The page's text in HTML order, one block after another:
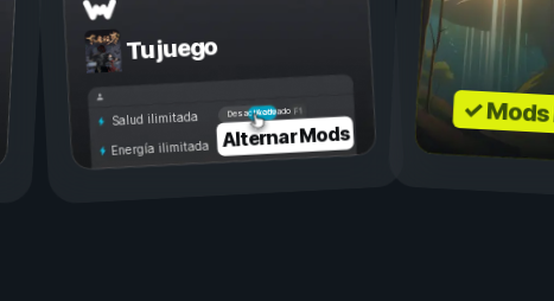
Tu juego
Activado
Desactivado
Salud ilimitada
Energía ilimitada Alternar Mods
✓